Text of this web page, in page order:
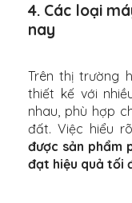
4. Các loại
nay
Trên thị trường
thiết kế với
nhau, phù hợp
đất. Việc hiểu
được sản phẩm
đạt hiệu quả tối